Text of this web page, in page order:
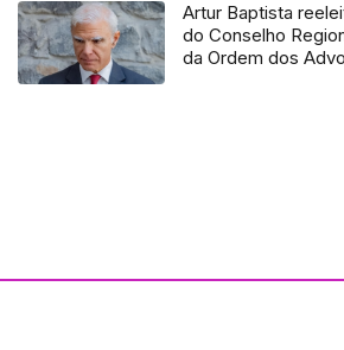
Artur Baptista
do Conselho
da Ordem dos